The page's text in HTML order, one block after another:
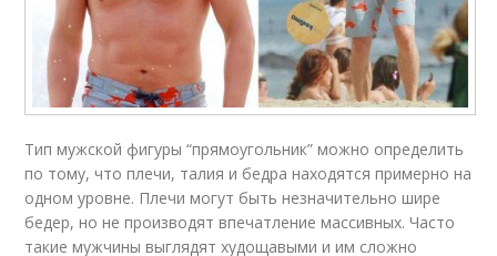
Тип мужской фигуры “прямоугольник” можно определить
по тому, что плечи, талия и бедра находятся примерно на
одном уровне. Плечи могут быть незначительно шире
бедер, но не производят впечатление массивных. Часто
такие мужчины выглядят худощавыми и им сложно